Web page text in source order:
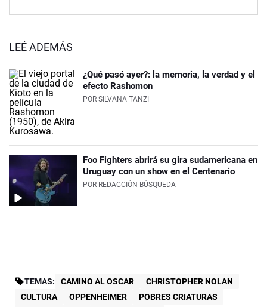
LEÉ ADEMÁS
¿Qué pasó ayer?: la memoria, la verdad y el
efecto Rashomon
POR SILVANA TANZI
Foo Fighters abrirá su gira sudamericana en
Uruguay con un show en el Centenario
POR REDACCIÓN BÚSQUEDA
TEMAS: CAMINO AL OSCAR
CHRISTOPHER NOLAN
CULTURA
OPPENHEIMER
POBRES CRIATURAS